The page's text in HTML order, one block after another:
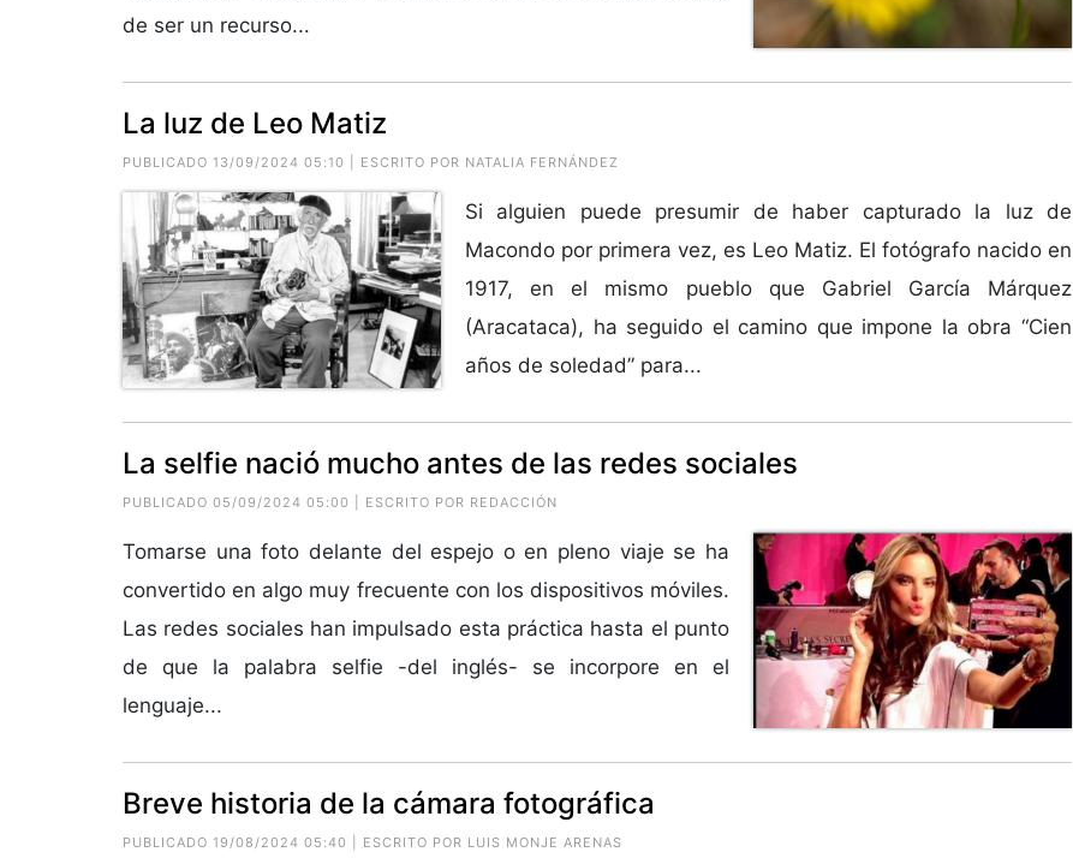
de ser un recurso...
La luz de Leo Matiz
PUBLICADO 13/09/2024 05:10 | ESCRITO POR NATALIA FERNÁNDEZ
Si alguien puede presumir de haber capturado la luz de
Macondo por primera vez, es Leo Matiz. El fotógrafo nacido en
1917, en el mismo pueblo que Gabriel García Márquez
(Aracataca), ha seguido el camino que impone la obra “Cien
años de soledad” para...
La selfie nació mucho antes de las redes sociales
PUBLICADO 05/09/2024 05:00 | ESCRITO POR REDACCIÓN
Tomarse una foto delante del espejo o en pleno viaje se ha
convertido en algo muy frecuente con los dispositivos móviles.
Las redes sociales han impulsado esta práctica hasta el punto
de que la palabra selfie -del inglés- se incorpore en el
lenguaje...
Breve historia de la cámara fotográfica
PUBLICADO 19/08/2024 05:40 | ESCRITO POR LUIS MONJE ARENAS